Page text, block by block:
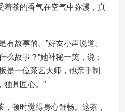
着茶的香气在空气中弥漫，真
有故事的。”好友小声说道。
么故事？”她神秘一笑，说：
是一位茶艺大师，他亲手制
独具匠心。”
顿时觉得身心舒畅。这茶，